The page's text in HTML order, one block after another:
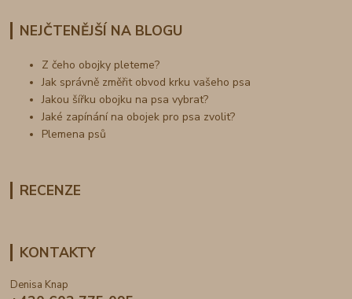
NEJČTENĚJŠÍ NA BLOGU
Z čeho obojky pleteme?
Jak správně změřit obvod krku vašeho psa
Jakou šířku obojku na psa vybrat?
Jaké zapínání na obojek pro psa zvolit?
Plemena psů
RECENZE
KONTAKTY
Denisa Knap